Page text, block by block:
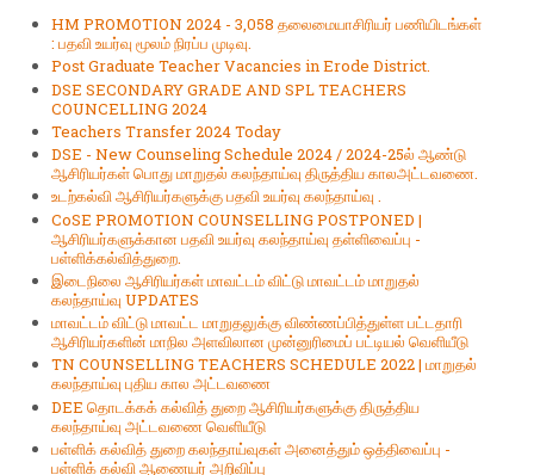
HM PROMOTION 2024 - 3,058 தலைமையாசிரியர் பணியிடங்கள்
: பதவி உயர்வு மூலம் நிரப்ப முடிவு.
Post Graduate Teacher Vacancies in Erode District.
DSE SECONDARY GRADE AND SPL TEACHERS
COUNCELLING 2024
Teachers Transfer 2024 Today
DSE - New Counseling Schedule 2024 / 2024-25ல் ஆண்டு
ஆசிரியர்கள் பொது மாறுதல் கலந்தாய்வு திருத்திய காலஅட்டவணை.
உடற்கல்வி ஆசிரியர்களுக்கு பதவி உயர்வு கலந்தாய்வு .
CoSE PROMOTION COUNSELLING POSTPONED |
ஆசிரியர்களுக்கான பதவி உயர்வு கலந்தாய்வு தள்ளிவைப்பு -
பள்ளிக்கல்வித்துறை.
இடைநிலை ஆசிரியர்கள் மாவட்டம் விட்டு மாவட்டம் மாறுதல்
கலந்தாய்வு UPDATES
மாவட்டம் விட்டு மாவட்ட மாறுதலுக்கு விண்ணப்பித்துள்ள பட்டதாரி
ஆசிரியர்களின் மாநில அளவிலான முன்னுரிமைப் பட்டியல் வெளியீடு
TN COUNSELLING TEACHERS SCHEDULE 2022 | மாறுதல்
கலந்தாய்வு புதிய கால அட்டவணை
DEE தொடக்கக் கல்வித் துறை ஆசிரியர்களுக்கு திருத்திய
கலந்தாய்வு அட்டவணை வெளியீடு
பள்ளிக் கல்வித் துறை கலந்தாய்வுகள் அனைத்தும் ஒத்திவைப்பு -
பள்ளிக் கல்வி ஆணையர் அறிவிப்பு